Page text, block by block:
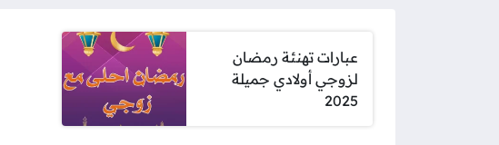
عبارات تهنئة رمضان
لزوجي أولادي جميلة
2025